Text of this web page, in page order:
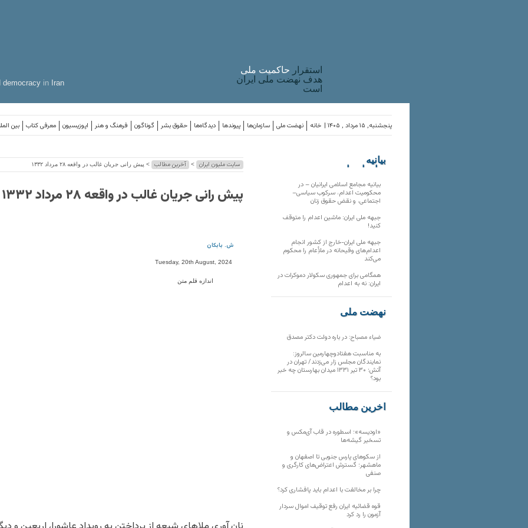
democracy in Iran
استقرار حاکميت ملی
هدف نهضت ملی ایران
است
بین معرفی کتاب اپوزیسیون فرهنگ و هنر گوناگون حقوق بشر دیدگاه‌ها پیوندها سازمان‌ها نهضت ملی خانه پنجشنبه, ۱۵ مرداد , ۱۴۰۵ |
سایت ملیون ایران > آخرین مطالب > پیش رانی جریان غالب در واقعه ۲۸ مرداد ۱۳۳۲
پیش رانی جریان غالب در واقعه ۲۸ مرداد ۱۳۳۲
ش. بابکان
Tuesday, 20th August, 2024
اندازه قلم متن
بیانیه
سازمان‌های
بیانیه مجامع اسلامی ایرانیان – در
محکومیت اعدام، سرکوب سیاسی–
اجتماعی، و نقض حقوق زنان
جبهه ملی ایران: ماشین اعدام را متوقف
کنید!
جبهه ملی ایران-خارج از کشور انجام
اعدام‌های وقیحانه در ملأِعام را محکوم
می‌کند
همگامی برای جمهوری سکولار دموکرات در
ایران: نه به اعدام
نهضت ملی
ضیاء مصباح: در باره دولت دکتر مصدق
به مناسبت هفتادوچهارمین سالروز:
نمایندگان مجلس زار می‌زدند/ تهران در
آتش؛ ۳۰ تیر ۱۳۳۱ میدان بهارستان چه خبر
بود؟
آخرین مطالب
«اودیسه»؛ اسطوره در قاب آی‌مکس و
تسخیر گیشه‌ها
از سکوهای پارس جنوبی تا اصفهان و
ماهشهر؛ گسترش اعتراض‌های کارگری و
صنفی
چرا بر مخالفت با اعدام باید پافشاری کرد؟
قوه قضائیه ایران رفع توقیف اموال سردار
آزمون را رد کرد